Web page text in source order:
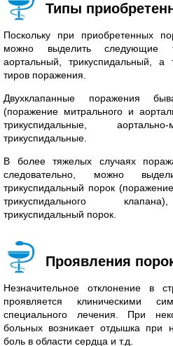
Типы
Поскольку при приобретенных
можно выделить следующие
аортальный, трикуспидальный, а
тиров поражения.
Двухклапанные поражения
(поражение митрального и
трикуспидальные,
трикуспидальные.
В более тяжелых случаях
следовательно, можно
трикуспидальный порок
трикуспидального
трикуспидальный порок.
Проявления
Незначительное отклонение в
проявляется клиническими
специального лечения. При
больных возникает отдышка при
боль в области сердца и т.д.